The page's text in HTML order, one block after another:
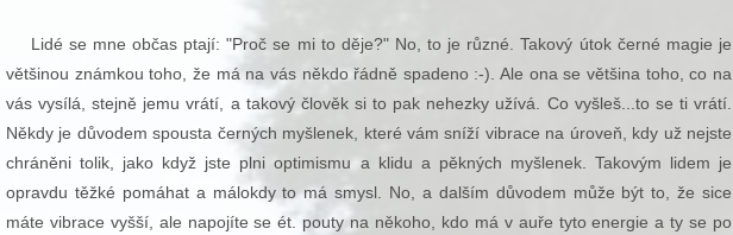
Lidé se mne občas ptají: "Proč se mi to děje?" No, to je různé. Takový útok černé magie je
většinou známkou toho, že má na vás někdo řádně spadeno :-). Ale ona se většina toho, co na
vás vysílá, stejně jemu vrátí, a takový člověk si to pak nehezky užívá. Co vyšleš...to se ti vrátí.
Někdy je důvodem spousta černých myšlenek, které vám sníží vibrace na úroveň, kdy už nejste
chráněni tolik, jako když jste plni optimismu a klidu a pěkných myšlenek. Takovým lidem je
opravdu těžké pomáhat a málokdy to má smysl. No, a dalším důvodem může být to, že sice
máte vibrace vyšší, ale napojíte se ét. pouty na někoho, kdo má v auře tyto energie a ty se po